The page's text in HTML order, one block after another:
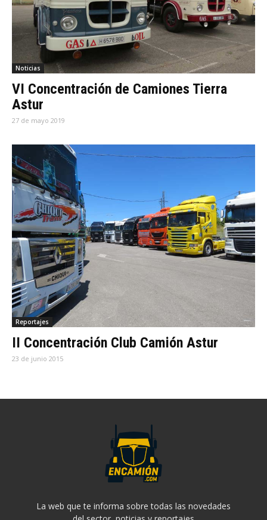
Noticias
VI Concentración de Camiones Tierra
Astur
27 de mayo 2019
Reportajes
II Concentración Club Camión Astur
23 de junio 2015
La web que te informa sobre todas las novedades